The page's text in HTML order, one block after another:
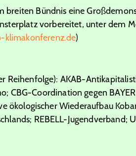
breiten Bündnis eine
vorbereitet, unter dem
klimakonferenz.de)
Reihenfolge): AKAB-
CBG-Coordination gegen
ökologischer Wiederaufbau
REBELL-Jugendverband;